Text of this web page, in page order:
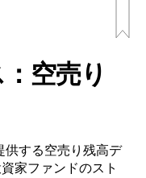
空売り
する空売り残高デ
家ファンドのスト